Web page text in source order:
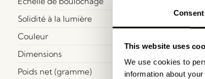
Consent
This website uses
We use cookies to
information about
Solidité à la lumière
Couleur
Dimensions
Poids net (gramme)